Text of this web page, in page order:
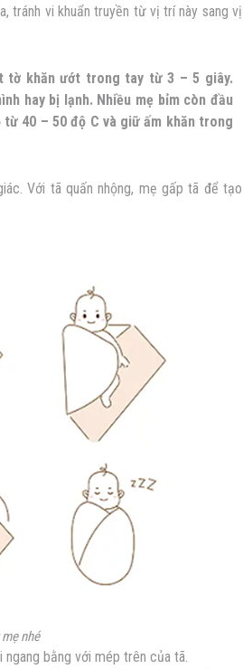
tránh vi khuẩn truyền từ vị trí này sang vị
tờ khăn ướt trong tay từ 3 – 5 giây.
hay bị lạnh. Nhiều mẹ bỉm còn đầu
40 – 50 độ C và giữ ấm khăn trong
Với tã quấn nhộng, mẹ gấp tã để tạo
nhé
ngang bằng với mép trên của tã.